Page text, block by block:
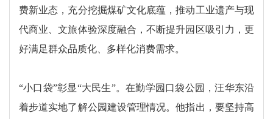
费新业态，充分挖掘煤矿文化底蕴，推动工业遗产与现
代商业、文旅体验深度融合，不断提升园区吸引力，更
好满足群众品质化、多样化消费需求。
“小口袋”彰显“大民生”。在勤学园口袋公园，汪华东沿
着步道实地了解公园建设管理情况。他指出，要坚持高